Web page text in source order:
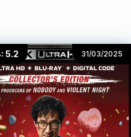
5.2 31/03/2025